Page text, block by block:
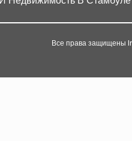
Все права защищены